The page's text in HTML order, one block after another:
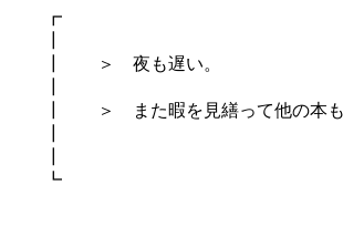
┏
┃ ＞ 夜も遅い。
┃ ＞ また暇を見繕って他の本も
┗